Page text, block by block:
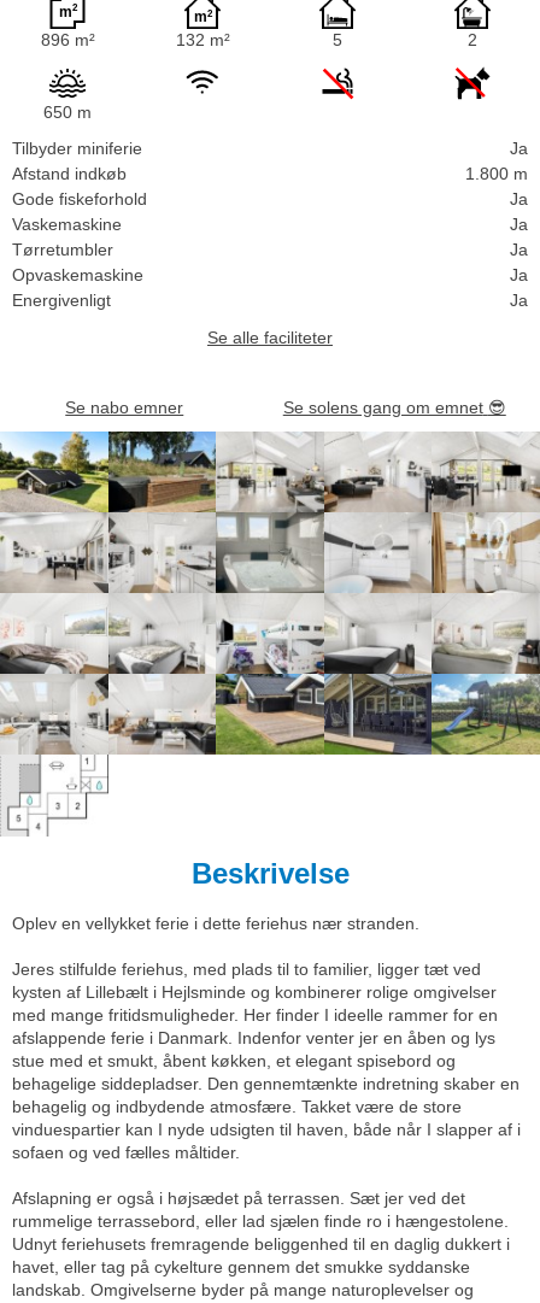
896 m² 132 m² 5 2
650 m
Tilbyder miniferie
Ja
Afstand indkøb
1.800 m
Gode fiskeforhold
Ja
Vaskemaskine
Ja
Tørretumbler
Ja
Opvaskemaskine
Ja
Energivenligt
Ja
Se alle faciliteter
Se nabo emner Se solens gang om emnet 😎
Beskrivelse
Oplev en vellykket ferie i dette feriehus nær stranden.
Jeres stilfulde feriehus, med plads til to familier, ligger tæt ved
kysten af Lillebælt i Hejlsminde og kombinerer rolige omgivelser
med mange fritidsmuligheder. Her finder I ideelle rammer for en
afslappende ferie i Danmark. Indenfor venter jer en åben og lys
stue med et smukt, åbent køkken, et elegant spisebord og
behagelige siddepladser. Den gennemtænkte indretning skaber en
behagelig og indbydende atmosfære. Takket være de store
vinduespartier kan I nyde udsigten til haven, både når I slapper af i
sofaen og ved fælles måltider.
Afslapning er også i højsædet på terrassen. Sæt jer ved det
rummelige terrassebord, eller lad sjælen finde ro i hængestolene.
Udnyt feriehusets fremragende beliggenhed til en daglig dukkert i
havet, eller tag på cykelture gennem det smukke syddanske
landskab. Omgivelserne byder på mange naturoplevelser og